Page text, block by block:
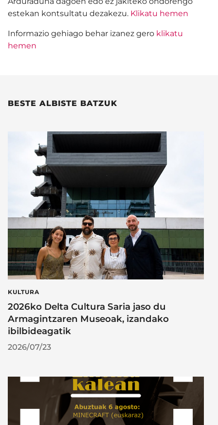
estekan kontsultatu dezakezu. Klikatu hemen
Informazio gehiago behar izanez gero klikatu
hemen
BESTE ALBISTE BATZUK
KULTURA
2026ko Delta Cultura Saria jaso du
Armagintzaren Museoak, izandako
ibilbideagatik
2026/07/23